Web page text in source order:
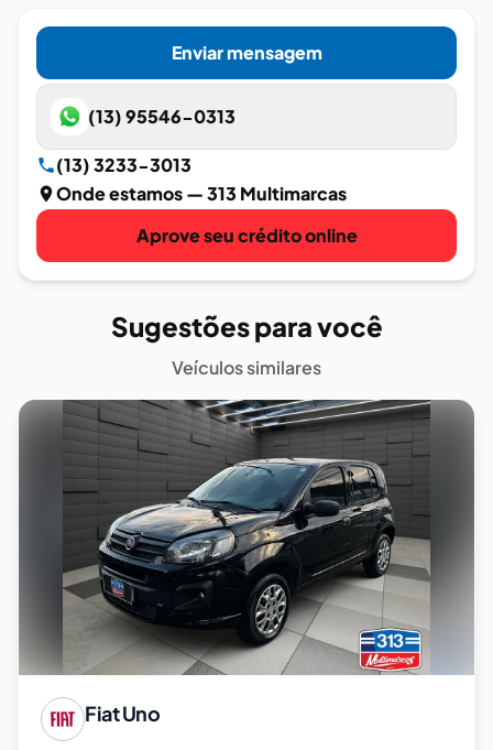
Enviar mensagem
(13) 95546-0313
(13) 3233-3013
Onde estamos— 313 Multimarcas
Aprove seu crédito online
Sugestões para você
Veículos similares
FiatUno